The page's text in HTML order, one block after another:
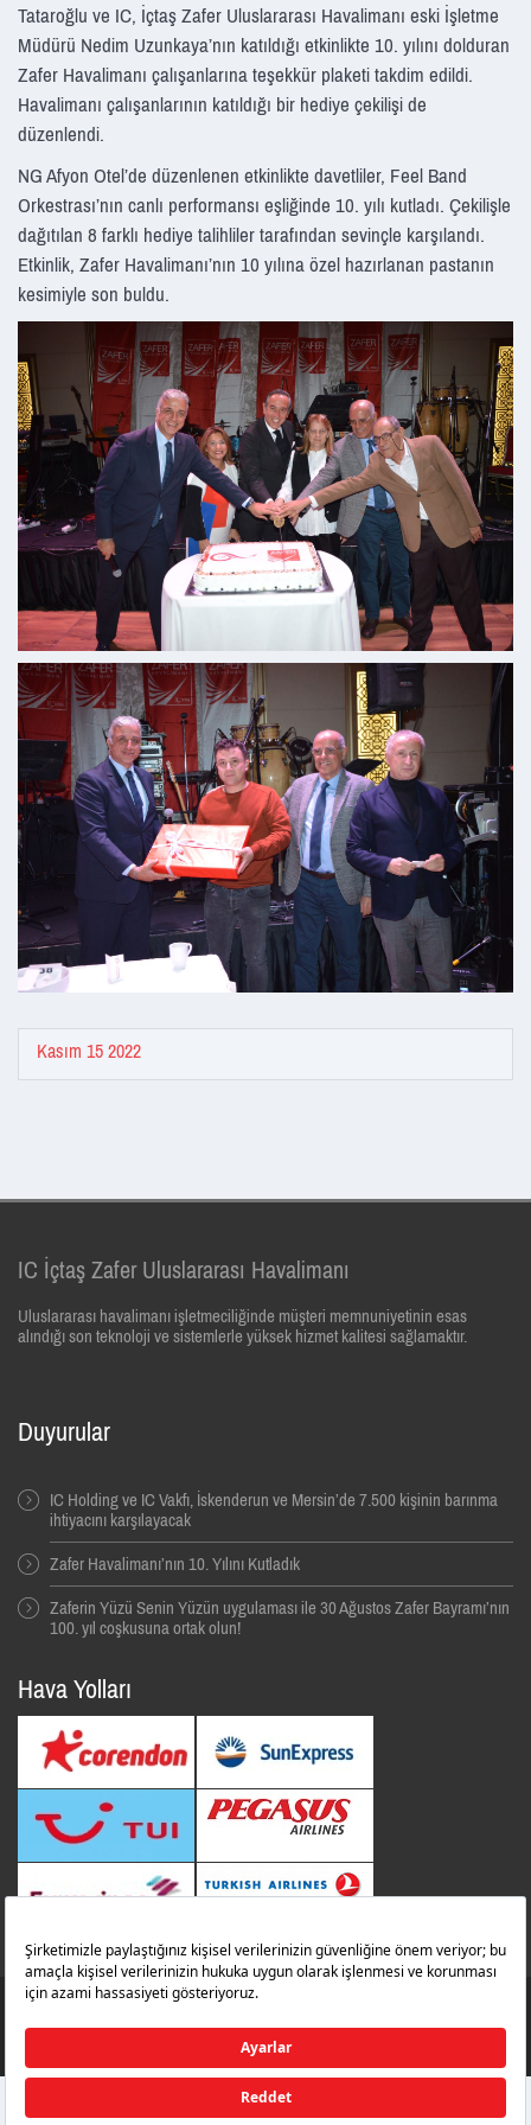
Tataroğlu ve IC, İçtaş Zafer Uluslararası Havalimanı eski İşletme
Müdürü Nedim Uzunkaya’nın katıldığı etkinlikte 10. yılını dolduran
Zafer Havalimanı çalışanlarına teşekkür plaketi takdim edildi.
Havalimanı çalışanlarının katıldığı bir hediye çekilişi de
düzenlendi.
NG Afyon Otel’de düzenlenen etkinlikte davetliler, Feel Band
Orkestrası’nın canlı performansı eşliğinde 10. yılı kutladı. Çekilişle
dağıtılan 8 farklı hediye talihliler tarafından sevinçle karşılandı.
Etkinlik, Zafer Havalimanı’nın 10 yılına özel hazırlanan pastanın
kesimiyle son buldu.
Kasım 15 2022
IC İçtaş Zafer Uluslararası Havalimanı
Uluslararası havalimanı işletmeciliğinde müşteri memnuniyetinin esas
alındığı son teknoloji ve sistemlerle yüksek hizmet kalitesi sağlamaktır.
Duyurular
IC Holding ve IC Vakfı, İskenderun ve Mersin’de 7.500 kişinin barınma
ihtiyacını karşılayacak
Zafer Havalimanı’nın 10. Yılını Kutladık
Zaferin Yüzü Senin Yüzün uygulaması ile 30 Ağustos Zafer Bayramı’nın
100. yıl coşkusuna ortak olun!
Hava Yolları
© 2014 Tüm Hakları Saklıdır. İbrahim Çeçen Yatırım Holding